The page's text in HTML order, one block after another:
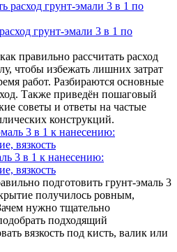
грунт‑эмали 3 в 1 по
правильно рассчитать расход
чтобы избежать лишних затрат
работ. Разбираются основные
Также приведён пошаговый
советы и ответы на частые
конструкций.
3 в 1 к нанесению:
вязкость
подготовить грунт-эмаль 3
получилось ровным,
нужно тщательно
подходящий
вязкость под кисть, валик или